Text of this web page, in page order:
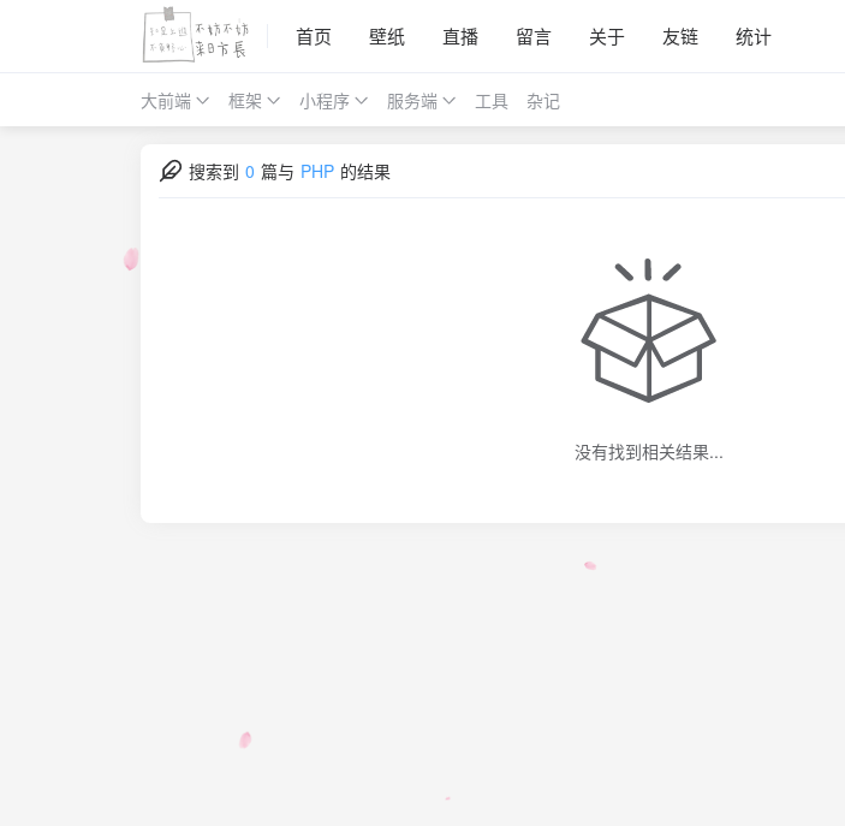
首页 壁纸 直播 留言 关于 友链 统计
大前端 框架 小程序 服务端 工具 杂记
搜索到 0 篇与 PHP 的结果
没有找到相关结果...